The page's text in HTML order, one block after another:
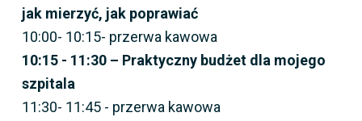
jak mierzyć, jak poprawiać
10:00- 10:15- przerwa kawowa
10:15 - 11:30 – Praktyczny budżet dla mojego
szpitala
11:30- 11:45 - przerwa kawowa